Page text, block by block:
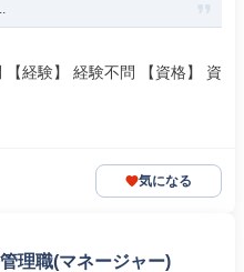
経験】 経験不問 【資格】 資
気になる
理職(マネージャー)